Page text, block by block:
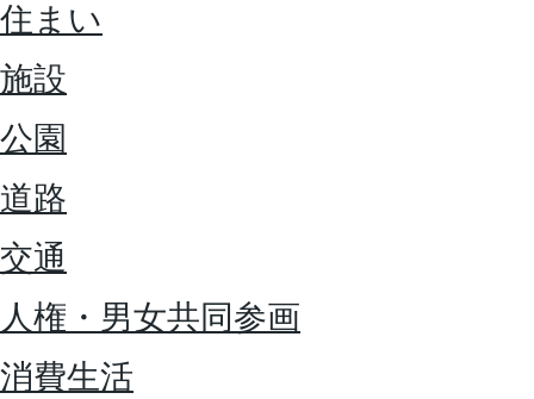
住まい
施設
公園
道路
交通
人権・男女共同参画
消費生活